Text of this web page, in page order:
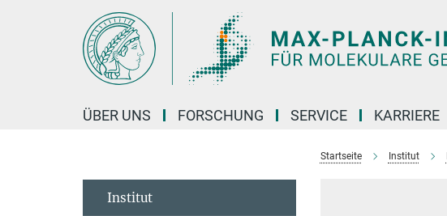
ÜBER UNS FORSCHUNG SERVICE KARRIERE
Startseite Institut
Institut